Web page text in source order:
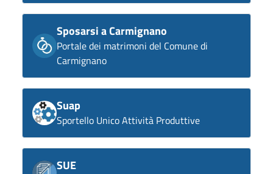
Sposarsi a Carmignano
Portale dei matrimoni del Comune di
Carmignano
Suap
Sportello Unico Attività Produttive
SUE